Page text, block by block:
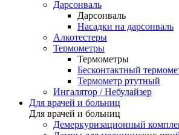
Дарсонваль
Дарсонваль
Насадки на дарсонваль
Алкотестеры
Термометры
Термометры
Бесконтактный
Термометр ртутный
Ингалятор / Небулайзер
Для врачей и больниц
Для врачей и больниц
Демеркуризационный